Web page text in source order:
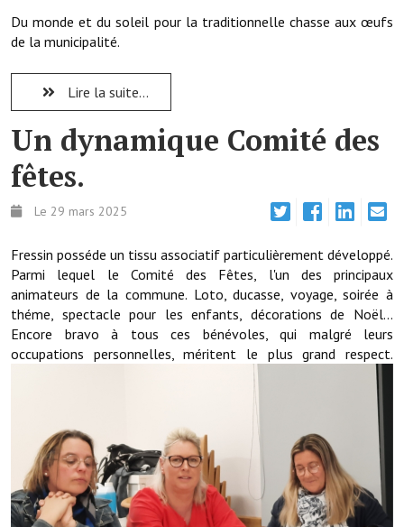
Horaires de la mairie
Les foulées fressinoises
Démarches administratives
Numéros d'urgence
Terrains et maisons à vendre
VOTRE MAIRIE
L'équipe municipale
Le personnel municipal
Les moyens financiers
Du monde et du soleil pour la traditionnelle chasse aux œufs
de la municipalité.
Lire la suite...
Un dynamique Comité des
fêtes.
Le 29 mars 2025
Fressin posséde un tissu associatif particulièrement développé.
Parmi lequel le Comité des Fêtes, l'un des principaux
animateurs de la commune. Loto, ducasse, voyage, soirée à
théme, spectacle pour les enfants, décorations de Noël...
Encore bravo à tous ces bénévoles, qui malgré leurs
occupations personnelles, méritent le plus grand respect.